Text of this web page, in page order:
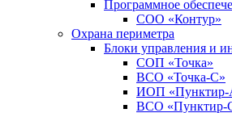
Программное
СОО «Контур»
Охрана периметра
Блоки управления и
СОП «Точка»
ВСО «Точка-С»
ИОП «Пунктир-
ВСО «Пунктир-